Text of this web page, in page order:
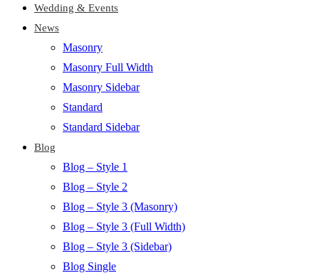
Wedding & Events
News
Masonry
Masonry Full Width
Masonry Sidebar
Standard
Standard Sidebar
Blog
Blog – Style 1
Blog – Style 2
Blog – Style 3 (Masonry)
Blog – Style 3 (Full Width)
Blog – Style 3 (Sidebar)
Blog Single